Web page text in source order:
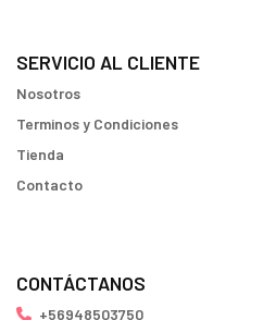
SERVICIO AL CLIENTE
Nosotros
Terminos y Condiciones
Tienda
Contacto
CONTÁCTANOS
+56948503750